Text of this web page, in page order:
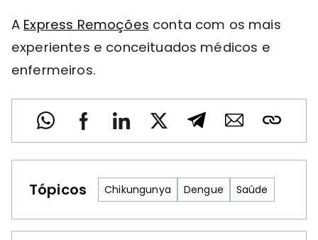
A Express Remoções conta com os mais
experientes e conceituados médicos e
enfermeiros.
Tópicos Chikungunya Dengue Saúde